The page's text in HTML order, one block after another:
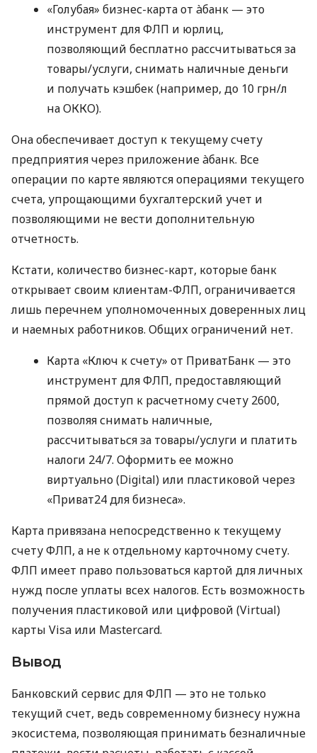
«Голубая» бизнес-карта от àбанк — это
инструмент для ФЛП и юрлиц,
позволяющий бесплатно рассчитываться за
товары/услуги, снимать наличные деньги
и получать кэшбек (например, до 10 грн/л
на ОККО).
Она обеспечивает доступ к текущему счету
предприятия через приложение àбанк. Все
операции по карте являются операциями текущего
счета, упрощающими бухгалтерский учет и
позволяющими не вести дополнительную
отчетность.
Кстати, количество бизнес-карт, которые банк
открывает своим клиентам-ФЛП, ограничивается
лишь перечнем уполномоченных доверенных лиц
и наемных работников. Общих ограничений нет.
Карта «Ключ к счету» от ПриватБанк — это
инструмент для ФЛП, предоставляющий
прямой доступ к расчетному счету 2600,
позволяя снимать наличные,
рассчитываться за товары/услуги и платить
налоги 24/7. Оформить ее можно
виртуально (Digital) или пластиковой через
«Приват24 для бизнеса».
Карта привязана непосредственно к текущему
счету ФЛП, а не к отдельному карточному счету.
ФЛП имеет право пользоваться картой для личных
нужд после уплаты всех налогов. Есть возможность
получения пластиковой или цифровой (Virtual)
карты Visa или Mastercard.
Вывод
Банковский сервис для ФЛП — это не только
текущий счет, ведь современному бизнесу нужна
экосистема, позволяющая принимать безналичные